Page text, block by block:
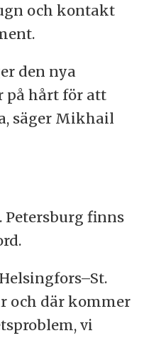
och kontakt
den nya
på hårt för att
säger Mikhail
finns
och där kommer
vi